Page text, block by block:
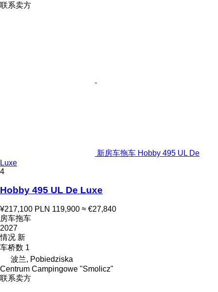
联系卖方
新房车拖车 Hobby 495 UL De
Luxe
4
Hobby 495 UL De Luxe
¥217,100 PLN 119,900 ≈ €27,840
房车拖车
2027
情况 新
车桥数 1
波兰, Pobiedziska
Centrum Campingowe "Smolicz"
联系卖方